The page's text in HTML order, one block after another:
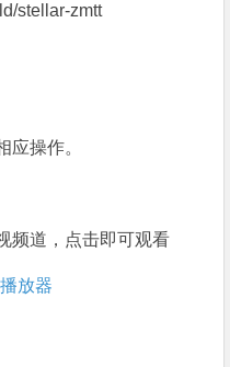
stellar-zmtt
应操作。
频道，点击即可观看